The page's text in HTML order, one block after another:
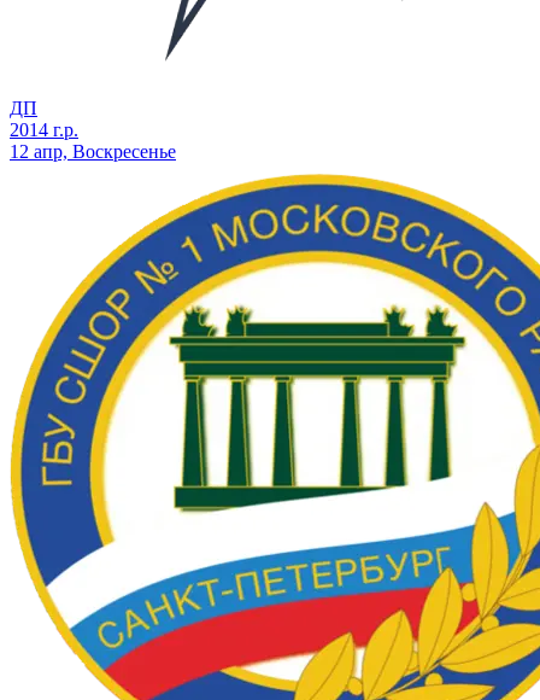
ДП
2014 г.р.
12 апр, Воскресенье